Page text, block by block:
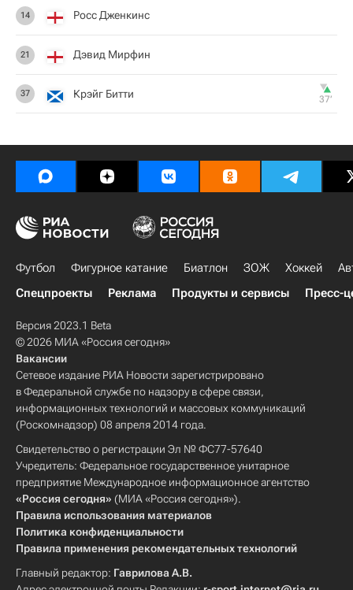
14 Росс Дженкинс
21 Дэвид Мирфин
37 Крэйг Битти 37‎’‎
Футбол Фигурное катание Биатлон ЗОЖ Хоккей
Спецпроекты
Реклама Продукты и сервисы Пресс-
Версия 2023.1 Beta
© 2026 МИА «Россия сегодня»
Вакансии
Сетевое издание РИА Новости зарегистрировано
в Федеральной службе по надзору в сфере связи,
информационных технологий и массовых коммуникаций
(Роскомнадзор) 08 апреля 2014 года.
Свидетельство о регистрации Эл № ФС77-57640
Учредитель: Федеральное государственное унитарное
предприятие Международное информационное агентство
«Россия сегодня» (МИА «Россия сегодня»).
Правила использования материалов
Политика конфиденциальности
Правила применения рекомендательных технологий
Главный редактор: Гаврилова А.В.